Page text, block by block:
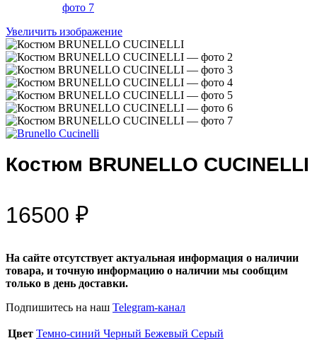
Увеличить изображение
Костюм BRUNELLO CUCINELLI
16500 ₽
На сайте отсутствует актуальная информация о наличии
товара, и точную информацию о наличии мы сообщим
только в день доставки.
Подпишитесь на наш Telegram-канал
Цвет Темно-синий Черный Бежевый Серый